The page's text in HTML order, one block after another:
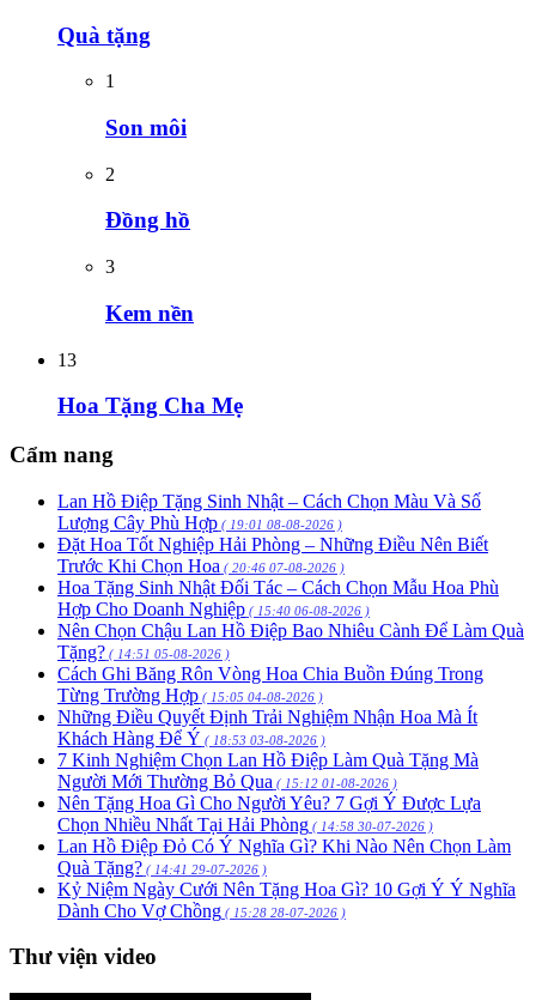
Quà tặng
1
Son môi
2
Đồng hồ
3
Kem nền
13
Hoa Tặng Cha Mẹ
Cẩm nang
Lan Hồ Điệp Tặng Sinh Nhật – Cách Chọn Màu Và Số
Lượng Cây Phù Hợp ( 19:01 08-08-2026 )
Đặt Hoa Tốt Nghiệp Hải Phòng – Những Điều Nên Biết
Trước Khi Chọn Hoa ( 20:46 07-08-2026 )
Hoa Tặng Sinh Nhật Đối Tác – Cách Chọn Mẫu Hoa Phù
Hợp Cho Doanh Nghiệp ( 15:40 06-08-2026 )
Nên Chọn Chậu Lan Hồ Điệp Bao Nhiêu Cành Để Làm Quà
Tặng? ( 14:51 05-08-2026 )
Cách Ghi Băng Rôn Vòng Hoa Chia Buồn Đúng Trong
Từng Trường Hợp ( 15:05 04-08-2026 )
Những Điều Quyết Định Trải Nghiệm Nhận Hoa Mà Ít
Khách Hàng Để Ý ( 18:53 03-08-2026 )
7 Kinh Nghiệm Chọn Lan Hồ Điệp Làm Quà Tặng Mà
Người Mới Thường Bỏ Qua ( 15:12 01-08-2026 )
Nên Tặng Hoa Gì Cho Người Yêu? 7 Gợi Ý Được Lựa
Chọn Nhiều Nhất Tại Hải Phòng ( 14:58 30-07-2026 )
Lan Hồ Điệp Đỏ Có Ý Nghĩa Gì? Khi Nào Nên Chọn Làm
Quà Tặng? ( 14:41 29-07-2026 )
Kỷ Niệm Ngày Cưới Nên Tặng Hoa Gì? 10 Gợi Ý Ý Nghĩa
Dành Cho Vợ Chồng ( 15:28 28-07-2026 )
Thư viện video